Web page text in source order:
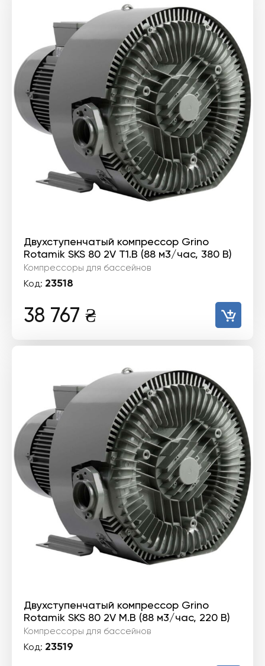
Двухступенчатый компрессор Grino
Rotamik SKS 80 2V T1.В (88 м3/час, 380 В)
Компрессоры для бассейнов
Код: 23518
38 767 ₴
Двухступенчатый компрессор Grino
Rotamik SKS 80 2V М.В (88 м3/час, 220 В)
Компрессоры для бассейнов
Код: 23519